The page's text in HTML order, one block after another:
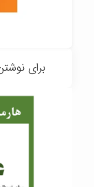
برای